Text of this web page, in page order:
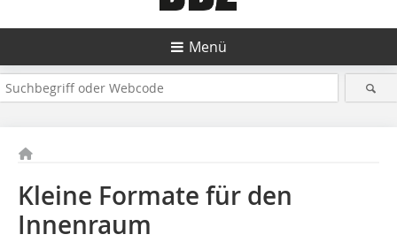
Menü
Kleine Formate für den
Innenraum